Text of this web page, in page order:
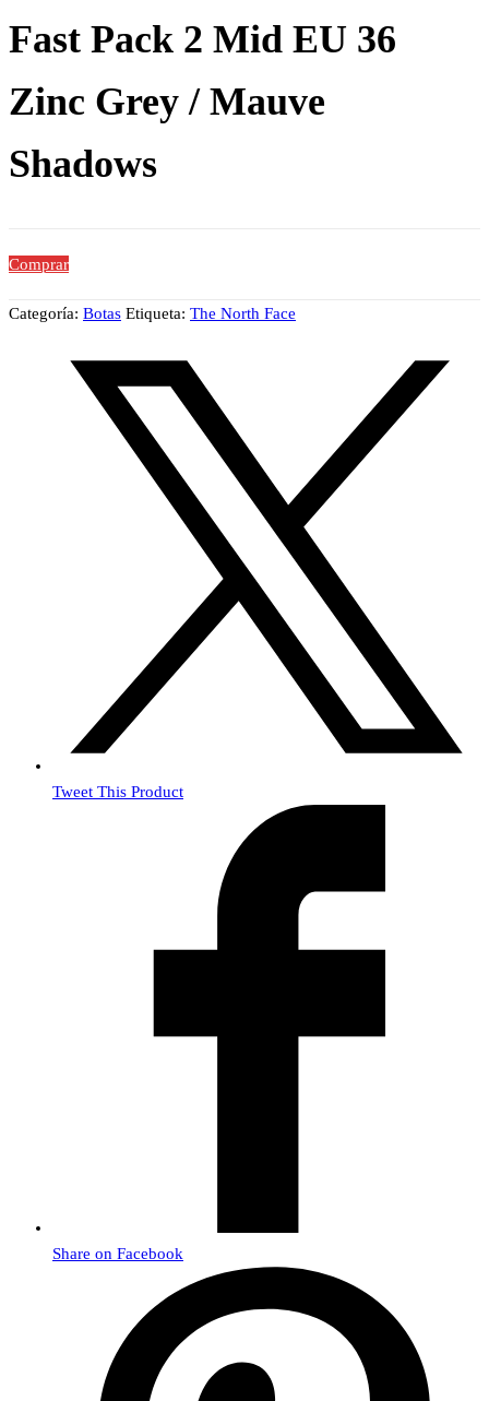
Fast Pack 2 Mid EU 36
Zinc Grey / Mauve
Shadows
Comprar
Categoría: Botas Etiqueta: The North Face
Tweet This Product
Share on Facebook